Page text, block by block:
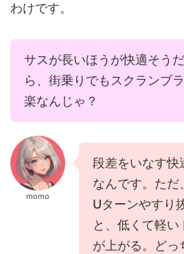
わけです。
サスが長いほうが快適そう
ら、街乗りでもスクランブ
楽なんじゃ？
momo
段差をいなす快
なんです。ただ
Uターンやすり
と、低くて軽
が上がる。どっ